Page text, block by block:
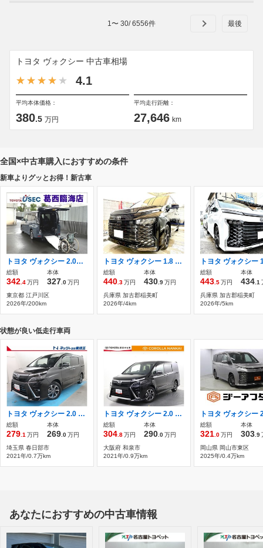
1 〜 30/6556件
トヨタ ヴォクシー 中古車相場
4.1
平均本体価格：
380.5 万円
平均走行距離：
27,646 km
全国×中古車購入におすすめの条件
新車よりグッとお得！新古車
トヨタ ヴォクシー 2.0S-G ウェルキャブ車いす仕様車タイプII3rdシート付助手席リフトアップチルトシート 元展示車 TSS Dオーディオ 電動ウィンチ
総額
342 .4万円
本体
327 .0万円
東京都 江戸川区
2026年/200km
トヨタ ヴォクシー 1.8 ハイブリッド S-Z 新車・ブラインドスポットモニター・10.5イ
総額
440 .3万円
本体
430 .9万円
兵庫県 加古郡稲美町
2026年/4km
総額
443 .5万円
本体
434 .1
兵庫県 加古郡稲美町
2026年/5km
状態が良い低走行車両
トヨタ ヴォクシー 2.0 ZS 煌III リヤスポイラー CD DVD LEDヘッドランプ
総額
279.1万円
本体
269.0万円
埼玉県 春日部市
2021年/0.7万km
トヨタ ヴォクシー 2.0 ZS 煌III ナビ バックモニター トヨタ認定中古車
総額
304.8万円
本体
290.0万円
大阪府 和泉市
2021年/0.9万km
総額
321.0万円
本体
303.9
岡山県 岡山市東区
2025年/0.4万km
あなたにおすすめの中古車情報